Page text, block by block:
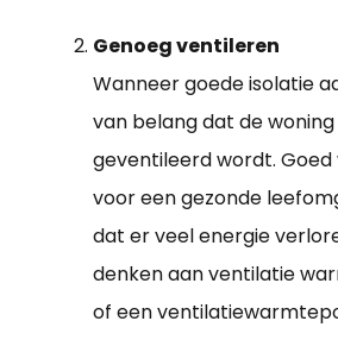
Genoeg ventileren
Wanneer goede isolatie
van belang dat de
geventileerd wordt.
voor een gezonde
dat er veel energie
denken aan ventilatie
of een